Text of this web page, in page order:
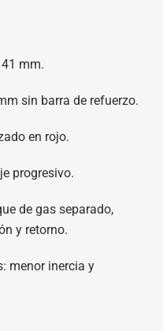
mm.
sin barra de refuerzo.
en rojo.
progresivo.
de gas separado,
y retorno.
menor inercia y